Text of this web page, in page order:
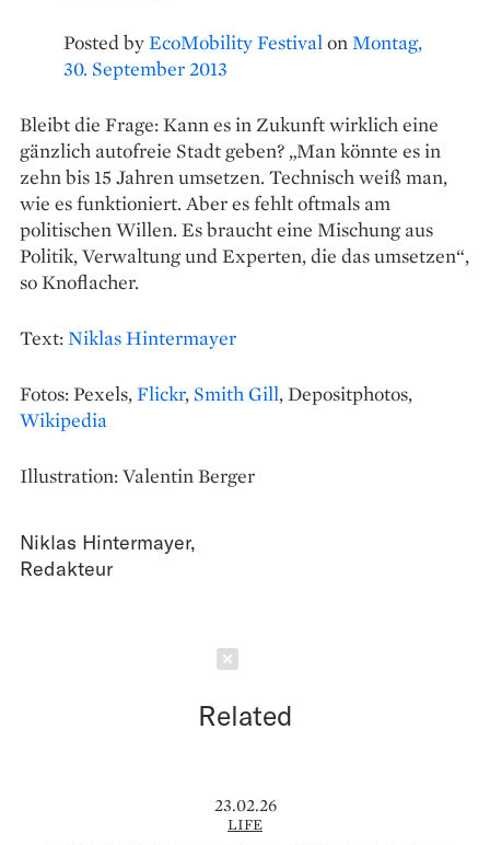
Posted byEcoMobility Festivalon Montag,
30. September 2013
Bleibt die Frage: Kann es in Zukunft wirklich eine
gänzlich autofreie Stadt geben? „Man könnte es in
zehn bis 15 Jahren umsetzen. Technisch weiß man,
wie es funktioniert. Aber es fehlt oftmals am
politischen Willen. Es braucht eine Mischung aus
Politik, Verwaltung und Experten, die das ­umsetzen“,
so Knoflacher.
Text: Niklas Hintermayer
Fotos: Pexels,Flickr, Smith Gill, Depositphotos,
Wikipedia
Illustration: Valentin Berger
Niklas Hintermayer,
Redakteur
Related
23.02.26
LIFE